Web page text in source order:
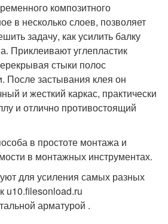
композитного
в несколько слоев, позволяет
задачу, как усилить балку
Приклеивают углепластик
стыки полос
После застывания клея он
и жесткий каркас, практически
и отлично противостоящий
в простоте монтажа и
в монтажных инструментах.
для усиления самых разных
u10.filesonload.ru
арматурой .